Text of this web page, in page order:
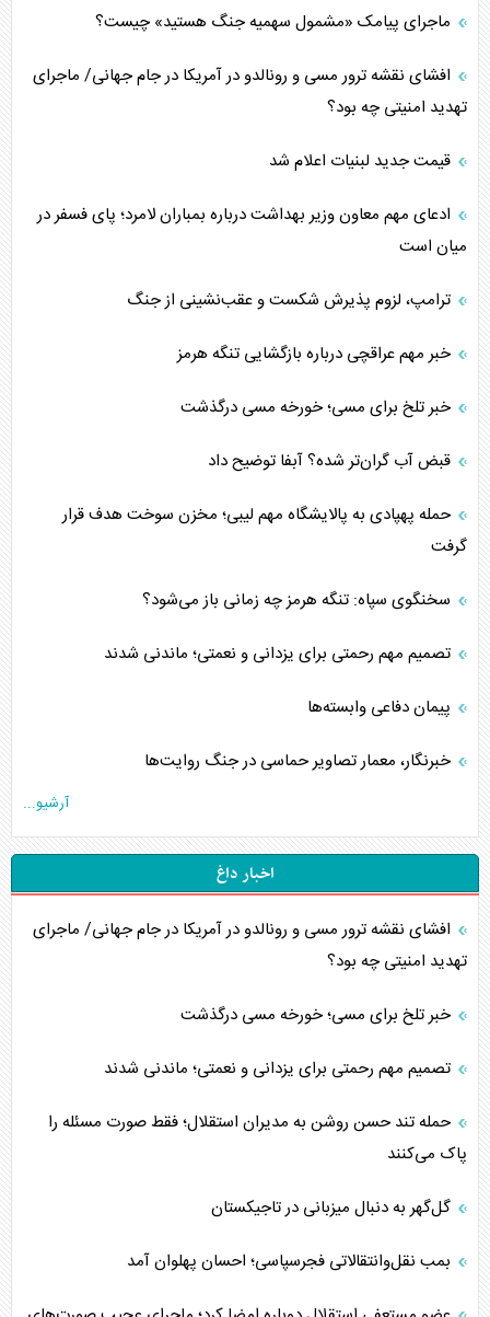
ماجرای پیامک «مشمول سهمیه جنگ هستید» چیست؟
افشای نقشه ترور مسی و رونالدو در آمریکا در جام جهانی/ ماجرای
تهدید امنیتی چه بود؟
قیمت جدید لبنیات اعلام شد
ادعای مهم معاون وزیر بهداشت درباره بمباران لامرد؛ پای فسفر در
میان است
ترامپ، لزوم پذیرش شکست و عقب‌نشینی از جنگ
خبر مهم عراقچی درباره بازگشایی تنگه هرمز
خبر تلخ برای مسی؛ خورخه مسی درگذشت
قبض آب گران‌تر شده؟ آبفا توضیح داد
حمله پهپادی به پالایشگاه مهم لیبی؛ مخزن سوخت هدف قرار
گرفت
سخنگوی سپاه: تنگه هرمز چه زمانی باز می‌شود؟
تصمیم مهم رحمتی برای یزدانی و نعمتی؛ ماندنی شدند
پیمان دفاعی‌ وابسته‌ها
خبرنگار، معمار تصاویر حماسی در جنگ روایت‌ها
آرشیو...
اخبار داغ
افشای نقشه ترور مسی و رونالدو در آمریکا در جام جهانی/ ماجرای
تهدید امنیتی چه بود؟
خبر تلخ برای مسی؛ خورخه مسی درگذشت
تصمیم مهم رحمتی برای یزدانی و نعمتی؛ ماندنی شدند
حمله تند حسن روشن به مدیران استقلال؛ فقط صورت مسئله را
پاک می‌کنند
گل‌گهر به دنبال میزبانی در تاجیکستان
بمب نقل‌وانتقالاتی فجرسپاسی؛ احسان پهلوان آمد